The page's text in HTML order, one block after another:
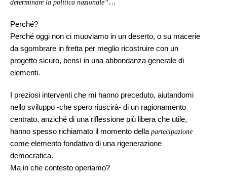
determinare la politica nazionale”
Perché?
Perché oggi non ci muoviamo in un deserto, o su macerie
da sgombrare in fretta per meglio ricostruire con un
progetto sicuro, bensì in una abbondanza generale di
elementi.
I preziosi interventi che mi hanno preceduto, aiutandomi
nello sviluppo -che spero riuscirà- di un ragionamento
centrato, anziché di una riflessione più libera che utile,
hanno spesso richiamato il momento della partecipazione
come elemento fondativo di una rigenerazione
democratica.
Ma in che contesto operiamo?